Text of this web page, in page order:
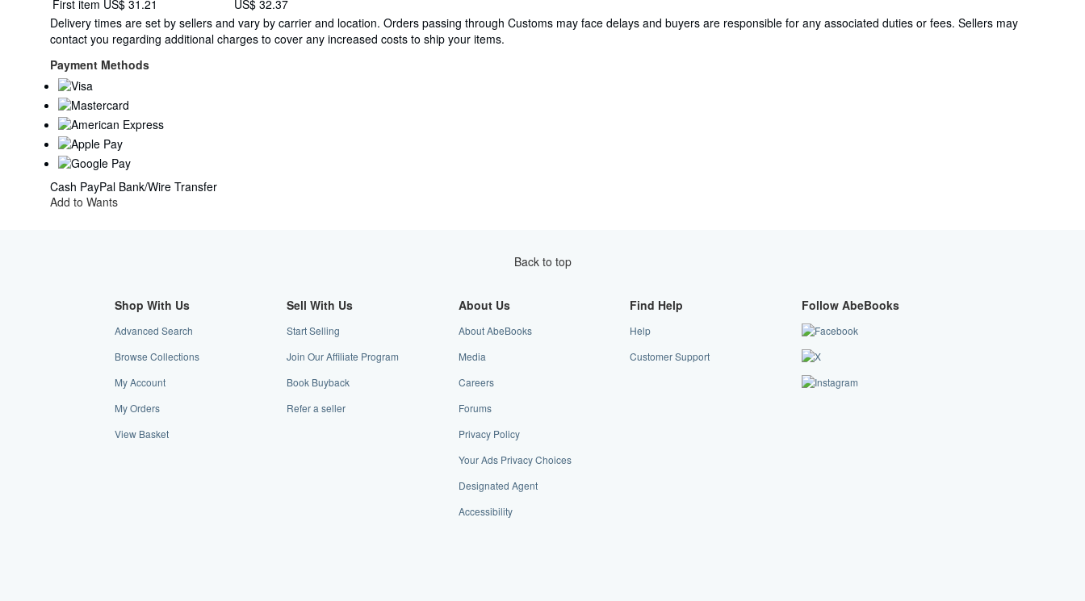
rates
from
Netherlands
to
U.S.A.
quantity
First item US$ 31.21
US$ 32.37
Delivery times are set by sellers and vary by carrier and location. Orders passing through Customs may face delays and buyers are responsible for any associated duties or fees. Sellers may
contact you regarding additional charges to cover any increased costs to ship your items.
Payment Methods
Cash PayPal Bank/Wire Transfer
Add to Wants
Back to top
Shop With Us
Advanced Search
Browse Collections
My Account
My Orders
View Basket
Sell With Us
Start Selling
Join Our Affiliate Program
Book Buyback
Refer a seller
About Us
About AbeBooks
Media
Careers
Forums
Privacy Policy
Your Ads Privacy Choices
Designated Agent
Accessibility
Find Help
Help
Customer Support
Follow AbeBooks